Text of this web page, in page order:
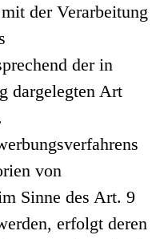
der Verarbeitung
der in
dargelegten Art
von
Sinne des Art. 9
erfolgt deren